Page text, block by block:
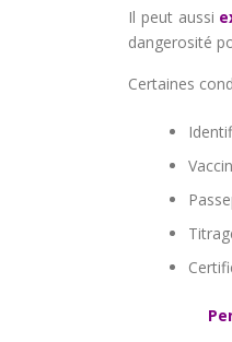
Il peut aussi
dangerosité
Certaines